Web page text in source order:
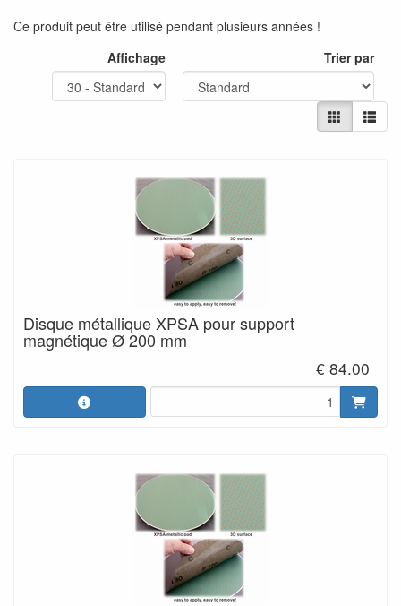
Ce produit peut être utilisé pendant plusieurs années !
Affichage
Trier par
Disque métallique XPSA pour support
magnétique Ø 200 mm
€ 84.00